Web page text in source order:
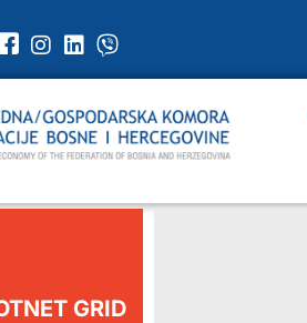
GRID